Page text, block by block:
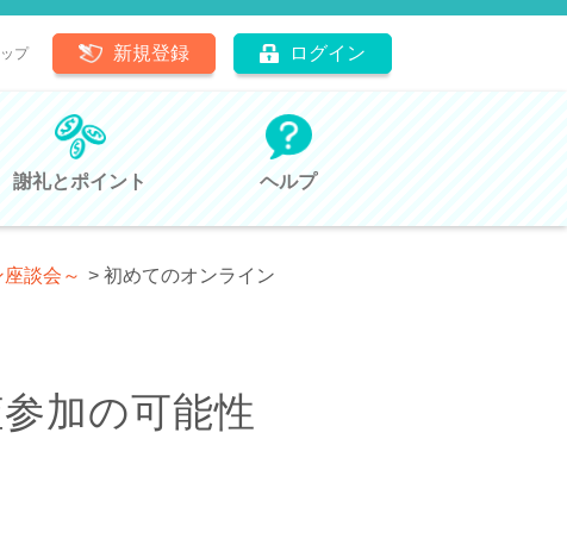
プ 新規登録 ログイン
謝礼とポイント ヘルプ
談会～ > 初めてのオンライン
加の可能性